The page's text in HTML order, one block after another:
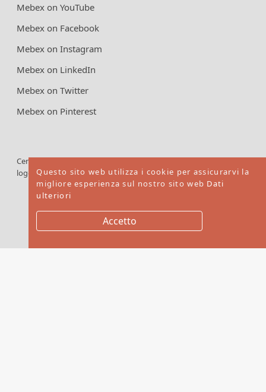
Mebex on YouTube
Mebex on Facebook
Mebex on Instagram
Mebex on LinkedIn
Mebex on Twitter
Mebex on Pinterest
Cercare il
logo FSC
®dei
certificati
FSC
®prodotti
Questo sito web utilizza i cookie per assicurarvi la
migliore esperienza sul nostro sito web Dati
ulteriori
Accetto